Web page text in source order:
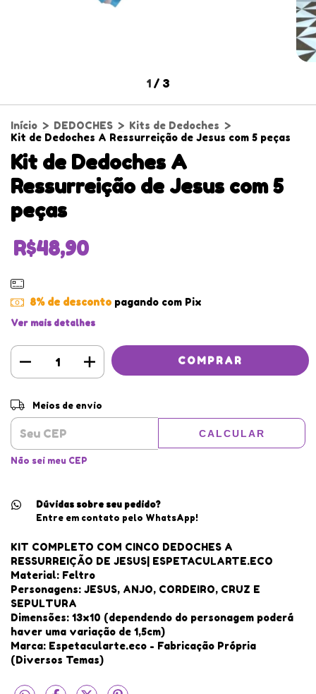
1 / 3
Início > DEDOCHES > Kits de Dedoches >
Kit de Dedoches A Ressurreição de Jesus com 5 peças
Kit de Dedoches A
Ressurreição de Jesus com 5
peças
R$48,90
8% de descontopagando com Pix
Ver mais detalhes
Entregas para o CEP:
Meios de envio
CALCULAR
Não sei meu CEP
Dúvidas sobre seu pedido?
Entre em contato pelo WhatsApp!
KIT COMPLETO COM CINCO DEDOCHES A
RESSURREIÇÃO DE JESUS| ESPETACULARTE.ECO
Material: Feltro
Personagens: JESUS, ANJO, CORDEIRO, CRUZ E
SEPULTURA
Dimensões: 13x10 (dependendo do personagem poderá
haver uma variação de 1,5cm)
Marca: Espetacularte.eco - Fabricação Própria
(Diversos Temas)